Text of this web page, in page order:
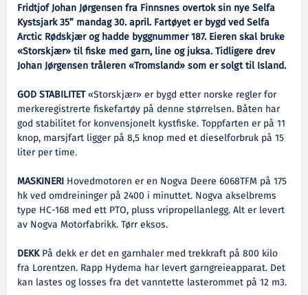
Fridtjof Johan Jørgensen fra Finnsnes overtok sin nye Selfa
Kystsjark 35” mandag 30. april. Fartøyet er bygd ved Selfa
Arctic Rødskjær og hadde byggnummer 187. Eieren skal bruke
«Storskjær» til fiske med garn, line og juksa. Tidligere drev
Johan Jørgensen tråleren «Tromsland» som er solgt til Island.
GOD STABILITET«Storskjær» er bygd etter norske regler for
merkeregistrerte fiskefartøy på denne størrelsen. Båten har
god stabilitet for konvensjonelt kystfiske. Toppfarten er på 11
knop, marsjfart ligger på 8,5 knop med et dieselforbruk på 15
liter per time.
MASKINERI Hovedmotoren er en Nogva Deere 6068TFM på 175
hk ved omdreininger på 2400 i minuttet. Nogva akselbrems
type HC-168 med ett PTO, pluss vripropellanlegg. Alt er levert
av Nogva Motorfabrikk. Tørr eksos.
DEKKPå dekk er det en garnhaler med trekkraft på 800 kilo
fra Lorentzen. Rapp Hydema har levert garngreieapparat. Det
kan lastes og losses fra det vanntette lasterommet på 12 m3.